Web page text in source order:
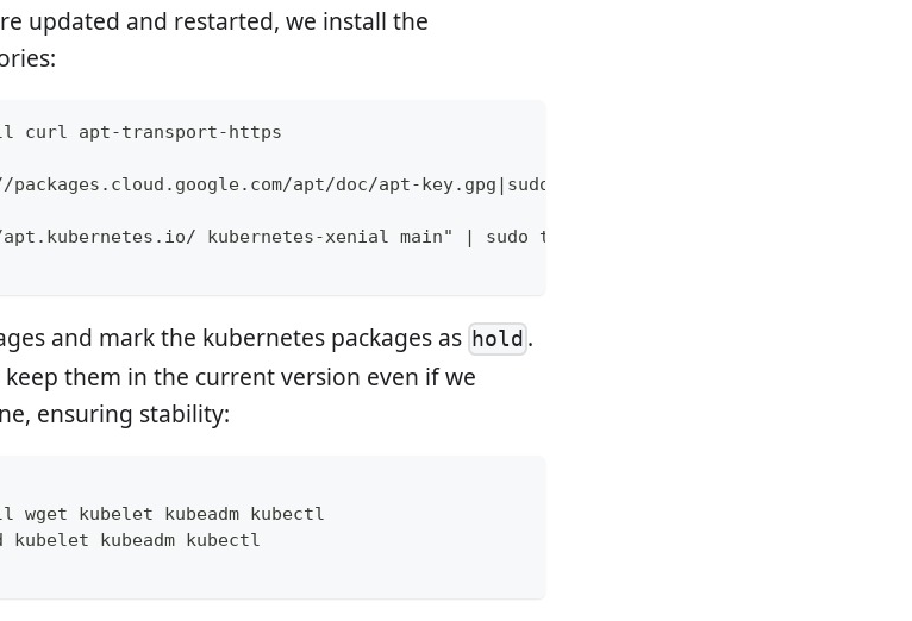
updated and restarted, we install the
curl apt-transport-https
apt/doc/apt-key.gpg|sudo gpg --dearmor -o /etc/apt/
kubernetes-xenial main" | sudo tee /etc/apt/sources.list.d/
and mark the kubernetes packages as hold .
them in the current version even if we
ensuring stability:
kubelet kubeadm kubectl
kubelet kubeadm kubectl